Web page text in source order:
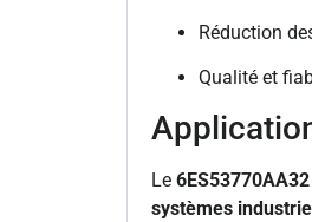
Réduction
Qualité et
Le
systèmes